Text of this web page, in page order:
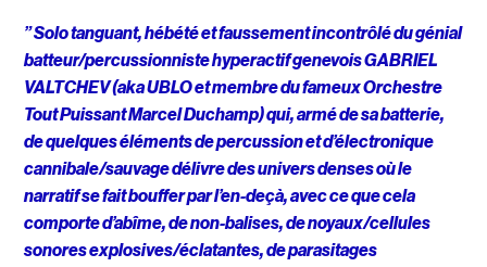
” Solo tanguant, hébété et faussement incontrôlé du génial
batteur/percussionniste hyperactif genevois GABRIEL
VALTCHEV (aka UBLO et membre du fameux Orchestre
Tout Puissant Marcel Duchamp) qui, armé de sa batterie,
de quelques éléments de percussion et d’électronique
cannibale/sauvage délivre des univers denses où le
narratif se fait bouffer par l’en-deçà, avec ce que cela
comporte d’abîme, de non-balises, de noyaux/cellules
sonores explosives/éclatantes, de parasitages